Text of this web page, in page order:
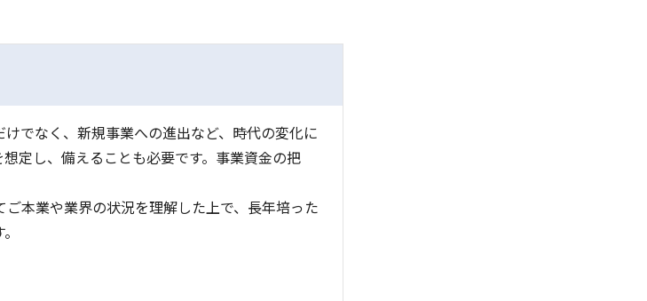
でなく、新規事業への進出など、時代の変化に
定し、備えることも必要です。事業資金の把
本業や業界の状況を理解した上で、長年培った